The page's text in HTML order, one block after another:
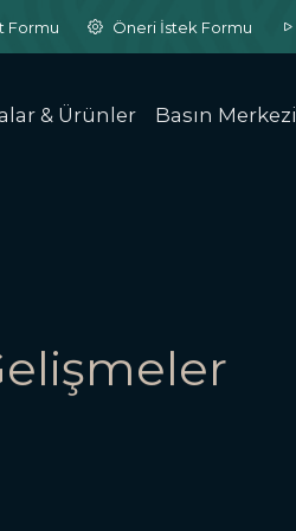
Formu Öneri İstek Formu
& Ürünler Basın Merkezi